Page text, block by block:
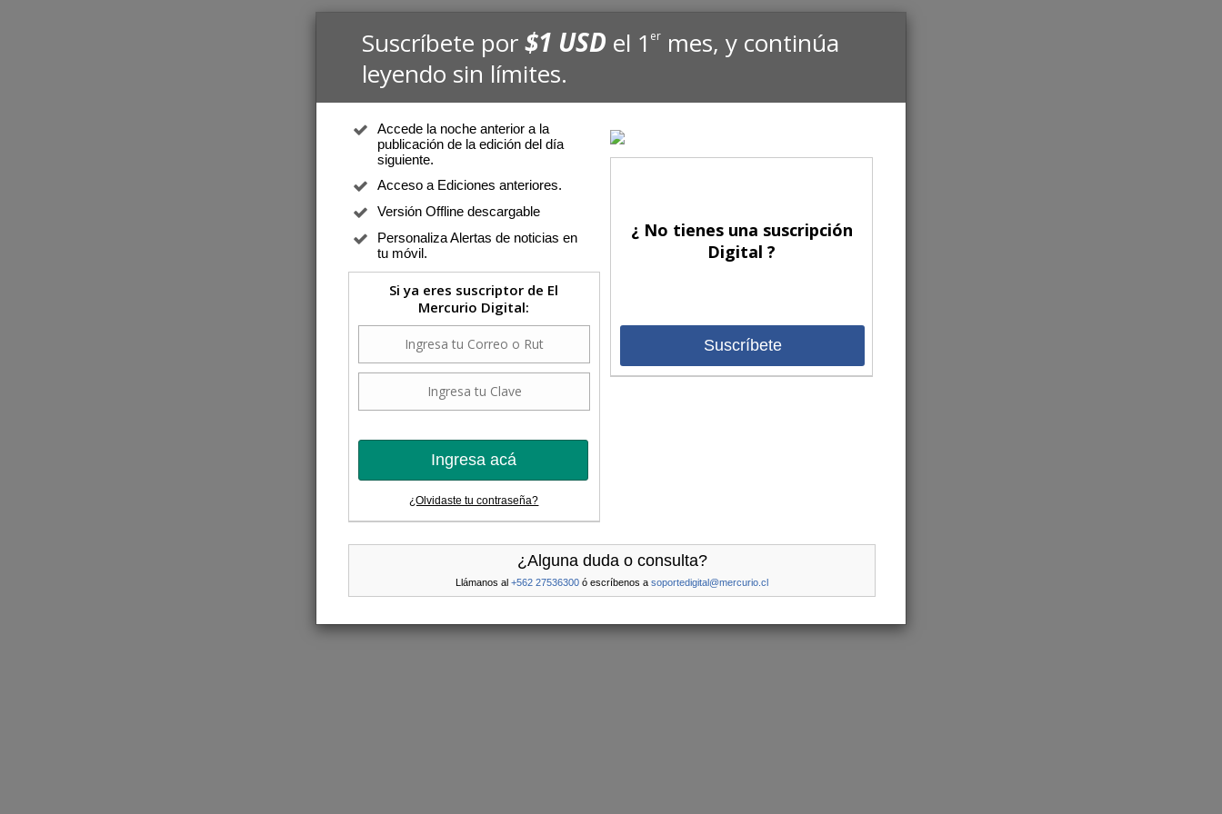
Suscríbete por$1 USD el 1er mes, y continúa
leyendo sin límites.
Accede la noche anterior a la
publicación de la edición del día
siguiente.
Acceso a Ediciones anteriores.
Versión Offline descargable
Personaliza Alertas de noticias en
tu móvil.
Si ya eres suscriptor de El
Mercurio Digital:
Ingresa acá
¿Olvidaste tu contraseña?
¿ No tienes una suscripción
Digital ?
Suscríbete
¿Alguna duda o consulta?
Llámanos al +562 27536300 ó escríbenos a soportedigital@mercurio.cl